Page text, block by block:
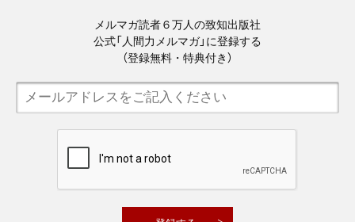
メルマガ読者６万人の致知出版社
公式「人間力メルマガ」に登録する
（登録無料・特典付き）